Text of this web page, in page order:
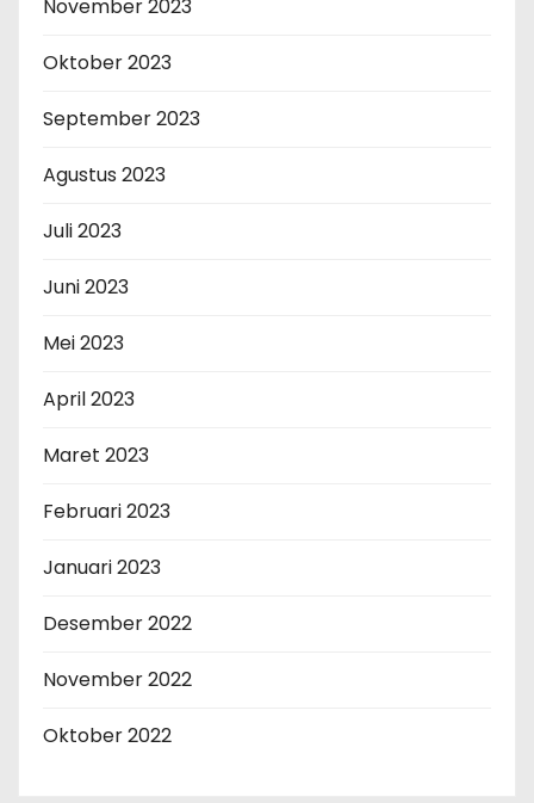
November 2023
Oktober 2023
September 2023
Agustus 2023
Juli 2023
Juni 2023
Mei 2023
April 2023
Maret 2023
Februari 2023
Januari 2023
Desember 2022
November 2022
Oktober 2022